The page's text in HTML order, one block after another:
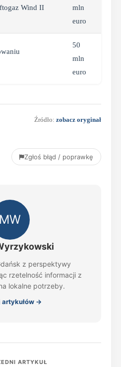
Wind II
mln
euro
50
mln
euro
Źródło: zobacz oryginał
Zgłoś błąd / poprawkę
MW
z perspektywy
rzetelność informacji z
lokalne potrzeby.
artykułów →
ARTYKUŁ